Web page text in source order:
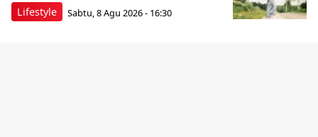
Lifestyle Sabtu, 8 Agu 2026 - 16:30